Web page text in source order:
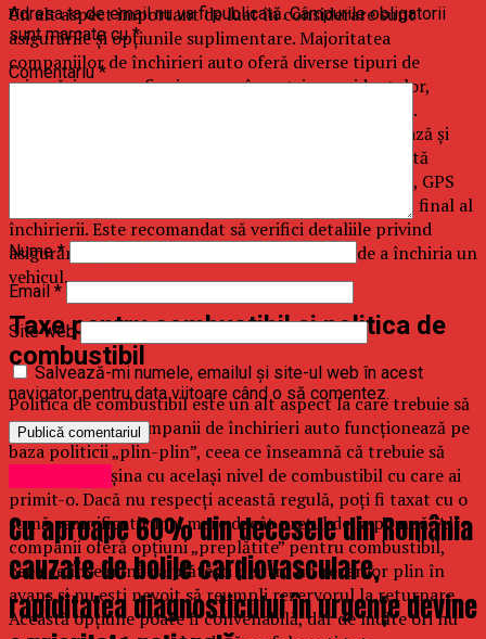
Un alt aspect important de luat în considerare sunt
asigurările și opțiunile suplimentare. Majoritatea
companiilor de închirieri auto oferă diverse tipuri de
asigurări, cum ar fi asigurarea împotriva accidentelor,
asigurarea pentru furt sau asigurarea pentru daune.
Acestea nu sunt întotdeauna incluse în prețul de bază și
pot adăuga semnificativ la costul total. În plus, există
opțiuni suplimentare, cum ar fi scaune pentru copii, GPS
sau Wi-Fi portabil, care, deși utile, pot crește costul final al
închirierii. Este recomandat să verifici detaliile privind
asigurările și opțiunile suplimentare înainte de a închiria un
vehicul.
Taxe pentru combustibil și politica de
combustibil
Politica de combustibil este un alt aspect la care trebuie să
fii atent. Unele companii de închirieri auto funcționează pe
baza politicii „plin-plin”, ceea ce înseamnă că trebuie să
returnezi mașina cu același nivel de combustibil cu care ai
primit-o. Dacă nu respecți această regulă, poți fi taxat cu o
sumă semnificativ mai mare decât prețul de la pompă. Alte
companii oferă opțiuni „preplătite” pentru combustibil,
ceea ce înseamnă că plătești pentru un rezervor plin în
avans și nu ești nevoit să reumpli rezervorul la returnare.
Această opțiune poate fi convenabilă, dar de multe ori nu
Adresa ta de email nu va fi publicată. Câmpurile obligatorii
sunt marcate cu*
Comentariu*
Nume*
Email *
Site web
Salvează-mi numele, emailul și site-ul web în acest
navigator pentru data viitoare când o să comentez.
Cu aproape 60% din decesele din România
cauzate de bolile cardiovasculare,
rapiditatea diagnosticului în urgențe devine